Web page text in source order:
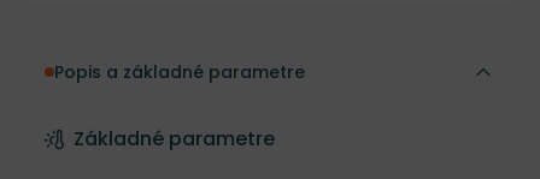
Popis a základné parametre
Základné parametre